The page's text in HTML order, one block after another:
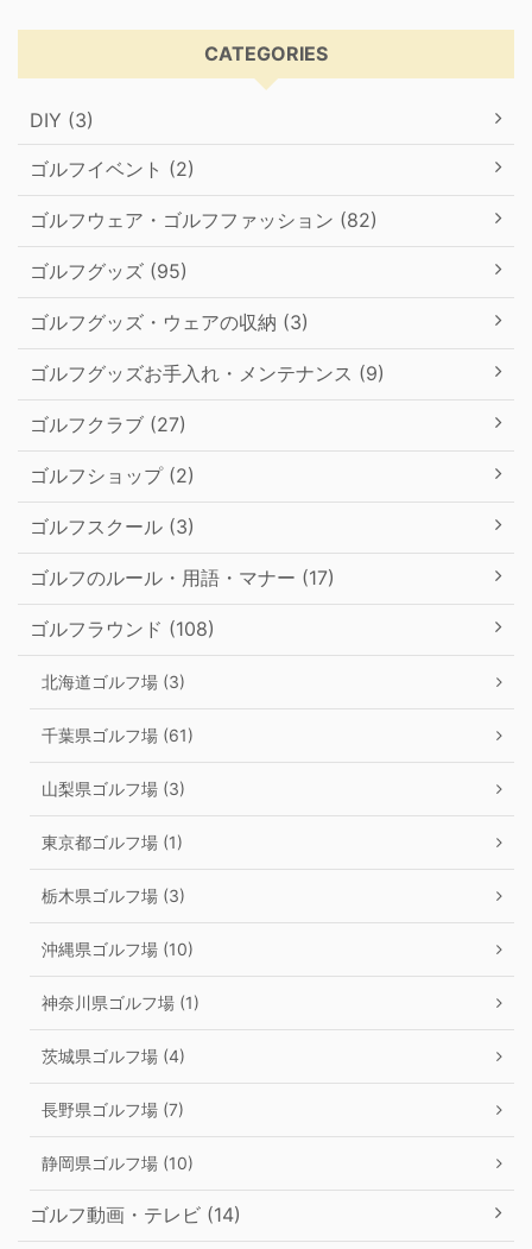
CATEGORIES
DIY (3)
ゴルフイベント (2)
ゴルフウェア・ゴルフファッション (82)
ゴルフグッズ (95)
ゴルフグッズ・ウェアの収納 (3)
ゴルフグッズお手入れ・メンテナンス (9)
ゴルフクラブ (27)
ゴルフショップ (2)
ゴルフスクール (3)
ゴルフのルール・用語・マナー (17)
ゴルフラウンド (108)
北海道ゴルフ場 (3)
千葉県ゴルフ場 (61)
山梨県ゴルフ場 (3)
東京都ゴルフ場 (1)
栃木県ゴルフ場 (3)
沖縄県ゴルフ場 (10)
神奈川県ゴルフ場 (1)
茨城県ゴルフ場 (4)
長野県ゴルフ場 (7)
静岡県ゴルフ場 (10)
ゴルフ動画・テレビ (14)